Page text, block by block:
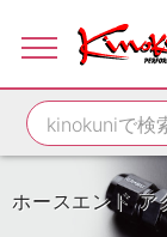
ホースエンド ア